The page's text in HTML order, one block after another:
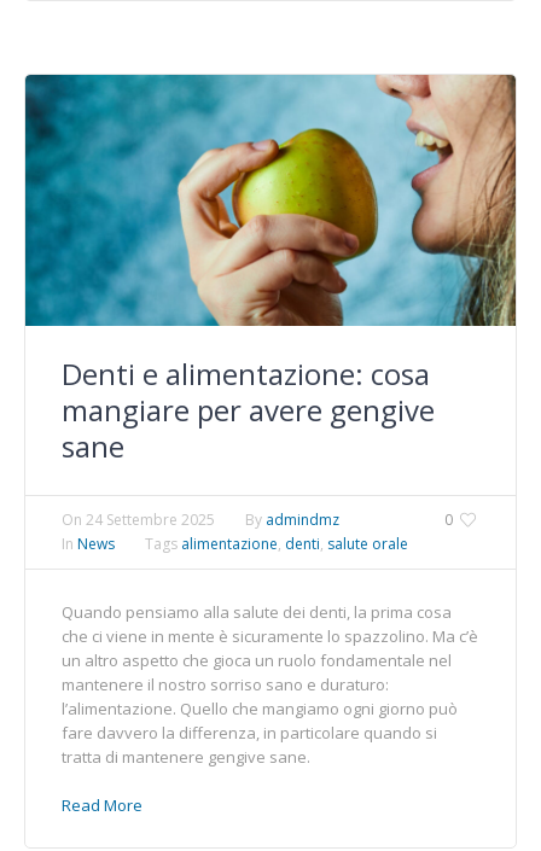
Denti e alimentazione: cosa
mangiare per avere gengive
sane
0
On 24 Settembre 2025 By admindmz
In News Tags alimentazione, denti, salute orale
Quando pensiamo alla salute dei denti, la prima cosa
che ci viene in mente è sicuramente lo spazzolino. Ma c’è
un altro aspetto che gioca un ruolo fondamentale nel
mantenere il nostro sorriso sano e duraturo:
l’alimentazione. Quello che mangiamo ogni giorno può
fare davvero la differenza, in particolare quando si
tratta di mantenere gengive sane.
Read More